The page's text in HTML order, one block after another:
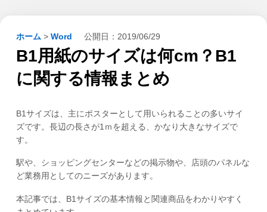
ホーム > Word 公開日： 2019/06/29
B1用紙のサイズは何cm？B1
に関する情報まとめ
B1サイズは、主にポスターとして用いられることの多いサイ
ズです。長辺の長さが1ｍを超える、かなり大きなサイズで
す。
駅や、ショッピングセンターなどの掲示物や、店頭のパネルな
ど業務用としてのニーズがあります。
本記事では、B1サイズの基本情報と関連商品をわかりやすく